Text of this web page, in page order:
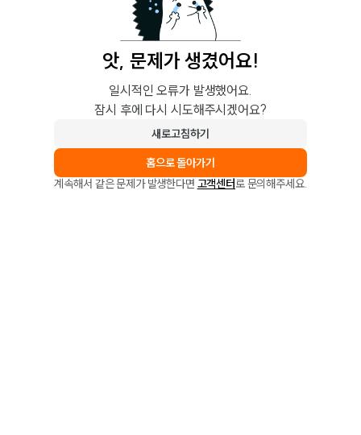
앗, 문제가 생겼어요!
일시적인 오류가 발생했어요.
잠시 후에 다시 시도해주시겠어요?
새로고침하기
홈으로 돌아가기
계속해서 같은 문제가 발생한다면 고객센터로 문의해주세요.